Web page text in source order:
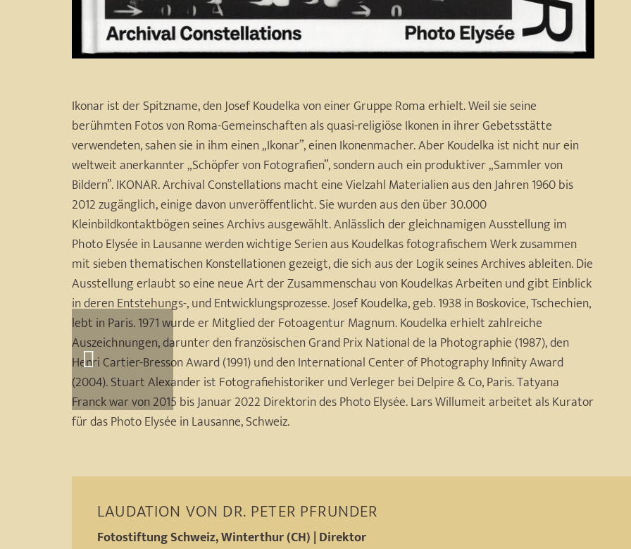
Ikonar ist der Spitzname, den Josef Koudelka von einer Gruppe Roma erhielt. Weil sie seine
berühmten Fotos von Roma-Gemeinschaften als quasi-religiöse Ikonen in ihrer Gebetsstätte
verwendeten, sahen sie in ihm einen „Ikonar”, einen Ikonenmacher. Aber Koudelka ist nicht nur ein
weltweit anerkannter „Schöpfer von Fotografien”, sondern auch ein produktiver „Sammler von
Bildern”. IKONAR. Archival Constellations macht eine Vielzahl Materialien aus den Jahren 1960 bis
2012 zugänglich, einige davon unveröffentlicht. Sie wurden aus den über 30.000
Kleinbildkontaktbögen seines Archivs ausgewählt. Anlässlich der gleichnamigen Ausstellung im
Photo Elysée in Lausanne werden wichtige Serien aus Koudelkas fotografischem Werk zusammen
mit sieben thematischen Konstellationen gezeigt, die sich aus der Logik seines Archives ableiten. Die
Ausstellung erlaubt so eine neue Art der Zusammenschau von Koudelkas Arbeiten und gibt Einblick
in deren Entstehungs-, und Entwicklungsprozesse. Josef Koudelka, geb. 1938 in Boskovice, Tschechien,
lebt in Paris. 1971 wurde er Mitglied der Fotoagentur Magnum. Koudelka erhielt zahlreiche
Auszeichnungen, darunter den französischen Grand Prix National de la Photographie (1987), den
Henri Cartier-Bresson Award (1991) und den International Center of Photography Infinity Award
(2004). Stuart Alexander ist Fotografiehistoriker und Verleger bei Delpire & Co, Paris. Tatyana
Franck war von 2015 bis Januar 2022 Direktorin des Photo Elysée. Lars Willumeit arbeitet als Kurator
für das Photo Elysée in Lausanne, Schweiz.
LAUDATION VON DR. PETER PFRUNDER
Fotostiftung Schweiz, Winterthur (CH) | Direktor